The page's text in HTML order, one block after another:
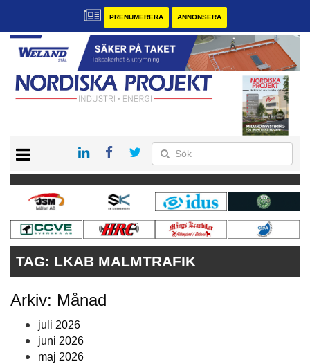
PRENUMERERA ANNONSERA
KONTAKT
VÅRA ANDRA MAGASIN
PRENUMERERA
ANNONSERA
TAG: LKAB MALMTRAFIK
Arkiv: Månad
juli 2026
juni 2026
maj 2026